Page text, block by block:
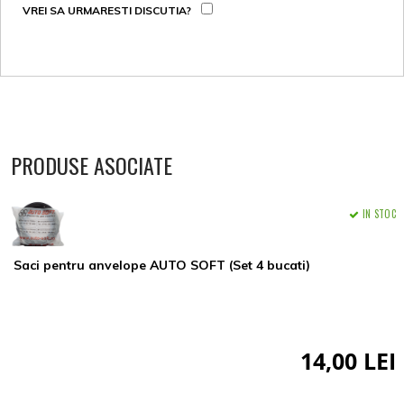
VREI SA URMARESTI DISCUTIA?
PRODUSE ASOCIATE
Saci pentru anvelope AUTO SOFT (Set 4 bucati)
IN STOC
14,00 LEI